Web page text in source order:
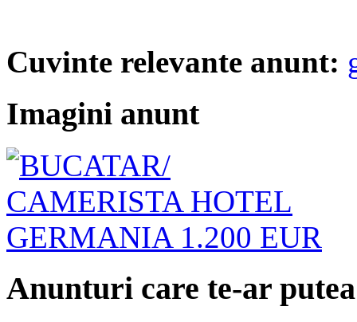
Cuvinte relevante anunt:
Imagini anunt
Anunturi care te-ar